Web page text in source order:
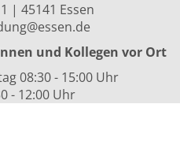
| 45141 Essen
und Kollegen vor Ort
08:30 - 15:00 Uhr
- 12:00 Uhr